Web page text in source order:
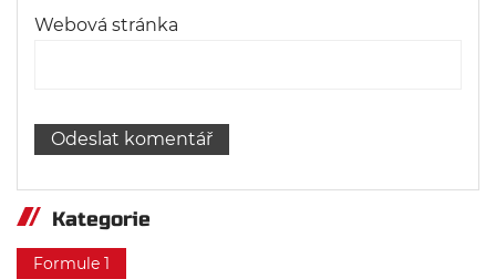
Webová stránka
Kategorie
Formule 1